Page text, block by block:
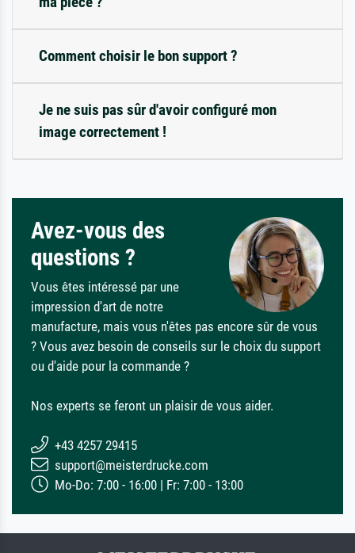
Comment choisir le bon support ?
Je ne suis pas sûr d'avoir configuré mon
image correctement !
Avez-vous des
questions ?
Vous êtes intéressé par une
impression d'art de notre
manufacture, mais vous n'êtes pas encore sûr de vous
? Vous avez besoin de conseils sur le choix du support
ou d'aide pour la commande ?
Nos experts se feront un plaisir de vous aider.
+43 4257 29415
support@meisterdrucke.com
Mo-Do: 7:00 - 16:00 | Fr: 7:00 - 13:00